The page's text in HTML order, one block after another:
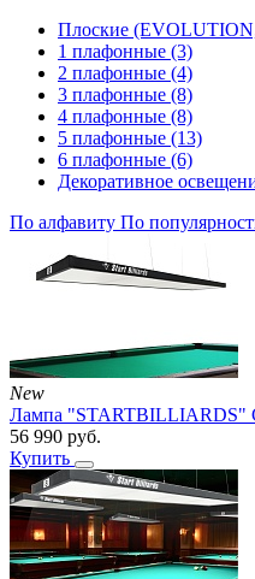
Плоские
1 плафонные (3)
2 плафонные (4)
3 плафонные (8)
4 плафонные (8)
5 плафонные (13)
6 плафонные (6)
Декоративное
По алфавиту По
New
Лампа "STARTBILLIARDS"
56 990 руб.
Купить